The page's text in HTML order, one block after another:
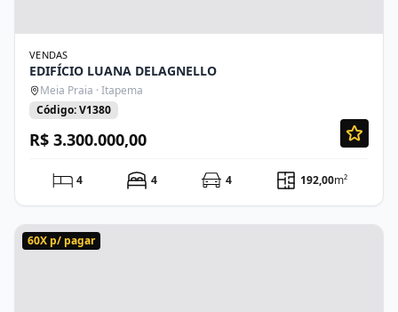
VENDAS
EDIFÍCIO LUANA DELAGNELLO
Meia Praia · Itapema
Código: V1380
R$ 3.300.000,00
4 4 4 192,00m²
60X p/ pagar